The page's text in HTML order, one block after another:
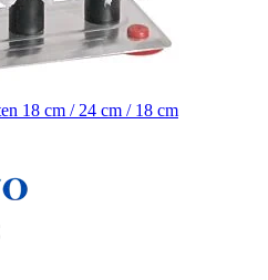
18 cm / 24 cm / 18 cm